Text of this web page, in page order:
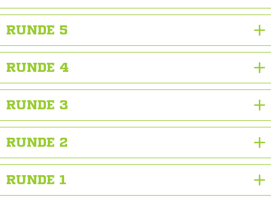
RUNDE 5
RUNDE 4
RUNDE 3
RUNDE 2
RUNDE 1